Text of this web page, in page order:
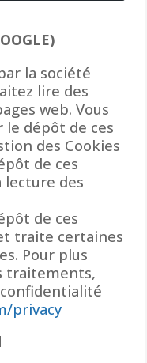
la société
lire des
web. Vous
le dépôt de ces
des Cookies
de ces
lecture des
de ces
traite certaines
Pour plus
traitements,
privacy